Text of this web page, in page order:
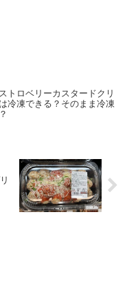
トロベリーカスタードクリ
冷凍できる？そのまま冷凍